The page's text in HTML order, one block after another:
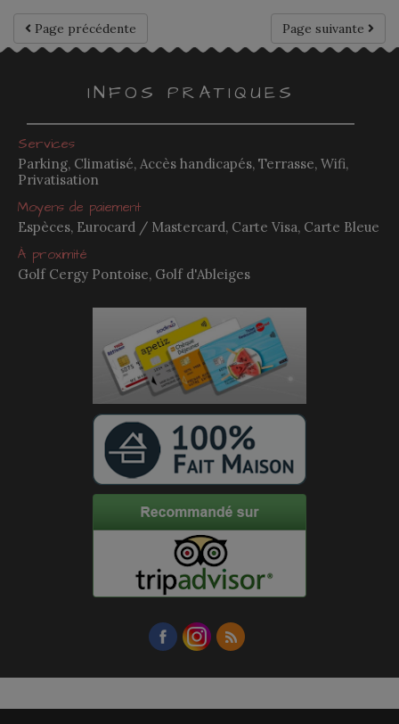
Page suivante
Page précédente
INFOS PRATIQUES
Services
Parking, Climatisé, Accès handicapés, Terrasse, Wifi,
Privatisation
Moyens de paiement
Espèces, Eurocard / Mastercard, Carte Visa, Carte Bleue
À proximité
Golf Cergy Pontoise, Golf d'Ableiges